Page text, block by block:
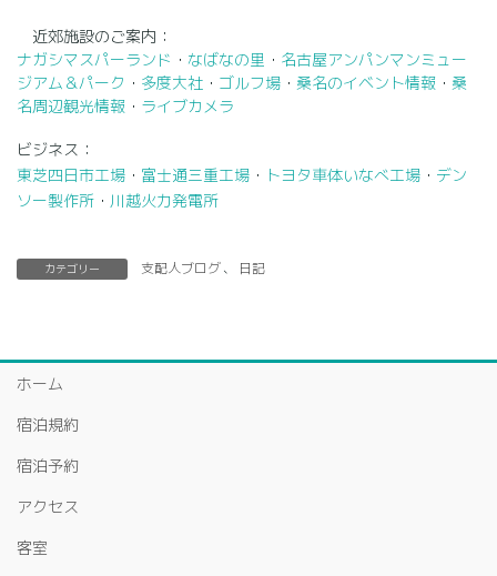
近郊施設のご案内：
ナガシマスパーランド ・ なばなの里 ・ 名古屋アンパンマンミュー
ジアム＆パーク ・ 多度大社 ・ ゴルフ場 ・ 桑名のイベント情報 ・ 桑
名周辺観光情報 ・ ライブカメラ
ビジネス：
東芝四日市工場 ・ 富士通三重工場 ・ トヨタ車体いなべ工場 ・ デン
ソー製作所 ・ 川越火力発電所
カテゴリー 支配人ブログ、 日記
ホーム
宿泊規約
宿泊予約
アクセス
客室